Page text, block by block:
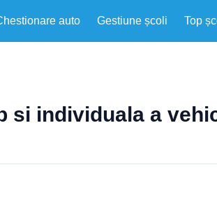
auto Gestiune școli Top
si individuala a